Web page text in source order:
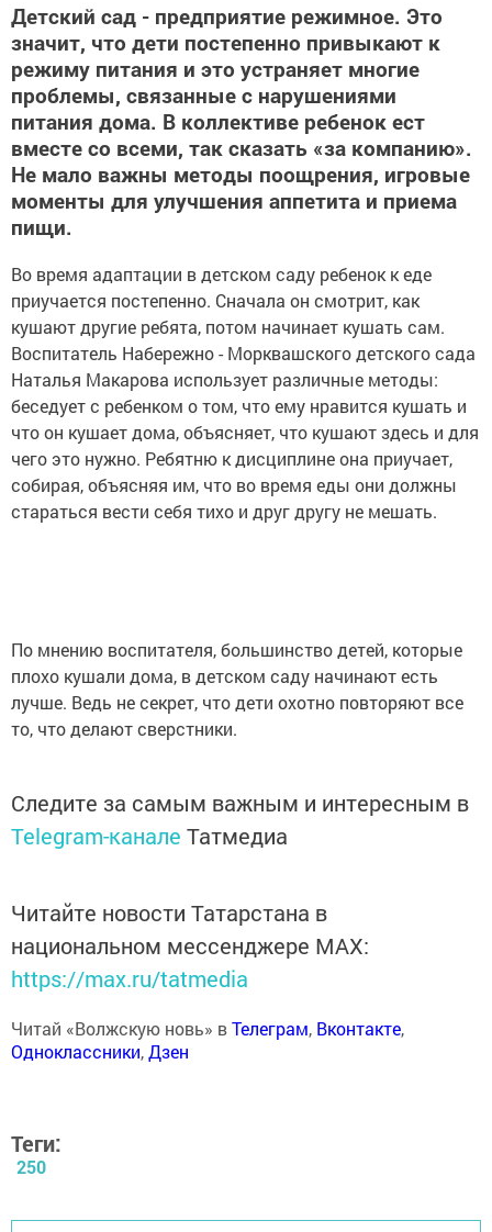
Детский сад - предприятие режимное. Это
значит, что дети постепенно привыкают к
режиму питания и это устраняет многие
проблемы, связанные с нарушениями
питания дома. В коллективе ребенок ест
вместе со всеми, так сказать «за компанию».
Не мало важны методы поощрения, игровые
моменты для улучшения аппетита и приема
пищи.
Во время адаптации в детском саду ребенок к еде
приучается постепенно. Сначала он смотрит, как
кушают другие ребята, потом начинает кушать сам.
Воспитатель Набережно - Морквашского детского сада
Наталья Макарова использует различные методы:
беседует с ребенком о том, что ему нравится кушать и
что он кушает дома, объясняет, что кушают здесь и для
чего это нужно. Ребятню к дисциплине она приучает,
собирая, объясняя им, что во время еды они должны
стараться вести себя тихо и друг другу не мешать.
По мнению воспитателя, большинство детей, которые
плохо кушали дома, в детском саду начинают есть
лучше. Ведь не секрет, что дети охотно повторяют все
то, что делают сверстники.
Следите за самым важным и интересным в
Telegram-канале Татмедиа
Читайте новости Татарстана в
национальном мессенджере MАХ:
https://max.ru/tatmedia
Читай «Волжскую новь» вТелеграм, Вконтакте,
Одноклассники,Дзен
Теги:
250